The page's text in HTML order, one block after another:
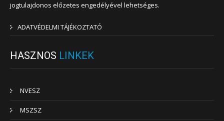
jogtulajdonos előzetes engedélyével lehetséges.
ADATVÉDELMI TÁJÉKOZTATÓ
HASZNOS LINKEK
NVESZ
MSZSZ